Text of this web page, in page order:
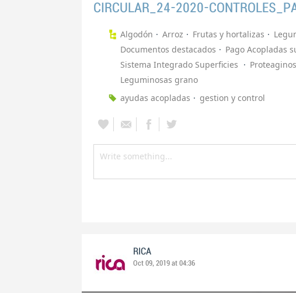
CIRCULAR_24-2020-
Algodón Arroz Frutas y hortalizas
Documentos destacados
Pago Acopladas
Sistema Integrado Superficies
Leguminosas grano
ayudas acopladas
gestion y control
RICA
Oct 09, 2019 at 04:36